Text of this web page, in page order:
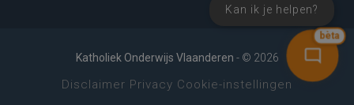
bèta
Kan ik je helpen?
Katholiek Onderwijs Vlaanderen - © 2026
Disclaimer Privacy Cookie-instellingen